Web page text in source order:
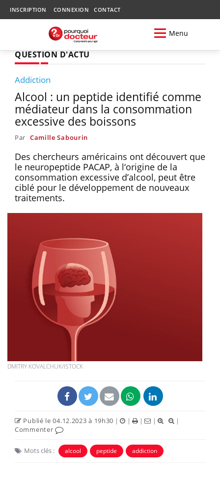
INSCRIPTION CONNEXION CONTACT
Menu
QUESTION D'ACTU
Addiction
Alcool : un peptide identifié comme
médiateur dans la consommation
excessive des boissons
Par Camille Sabourin
Des chercheurs américains ont découvert que
le neuropeptide PACAP, à l‘origine de la
consommation excessive d’alcool, peut être
ciblé pour le développement de nouveaux
traitements.
DMITRY KOVALCHUK/ISTOCK
Publié le 04.12.2023 à 19h30 | | | |
|
Commenter
Mots clés : alcool peptide addiction